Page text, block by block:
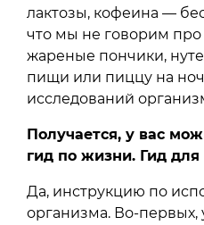
лактозы, кофеина —
что мы не говорим
жареные пончики,
пищи или пиццу на
исследований
Получается, у вас
гид по жизни. Гид
Да, инструкцию по
организма. Во-первых,